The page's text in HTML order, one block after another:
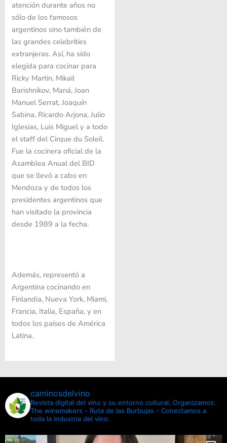
atención durante años no
sólo de los famosos
argentinos sino también de
las grandes celebrities
extranjeras. Así, ha sido
elegida para cocinar para
Ricky Martin, Mikail
Barishnikov, Maná, Joan
Manuel Serrat, Joaquín
Sabina, Ricardo Arjona, Julio
Iglesias, Luis Miguel y a todo
el staff del Cirque du Soleil.
Fue la cocinera oficial de la
Asamblea Anual del BID
que se llevó a cabo en
Mendoza y de todos los
presidentes argentinos que
han visitado la provincia
desde 1989 a la fecha.
Además, representó a
Argentina cocinando en
Finlandia, Nueva York, Miami,
Francia, Italia, España, y en
todos los países de América
Latina.
caminosdelvino
Revista digital del vino y su entorno cultural. Organizamos:
The winemakers - Ruta de las Burbujas - Conectamos a
toda la industria del vino.